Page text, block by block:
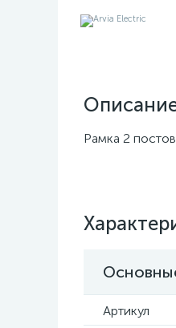
Рамка 2
Артикул